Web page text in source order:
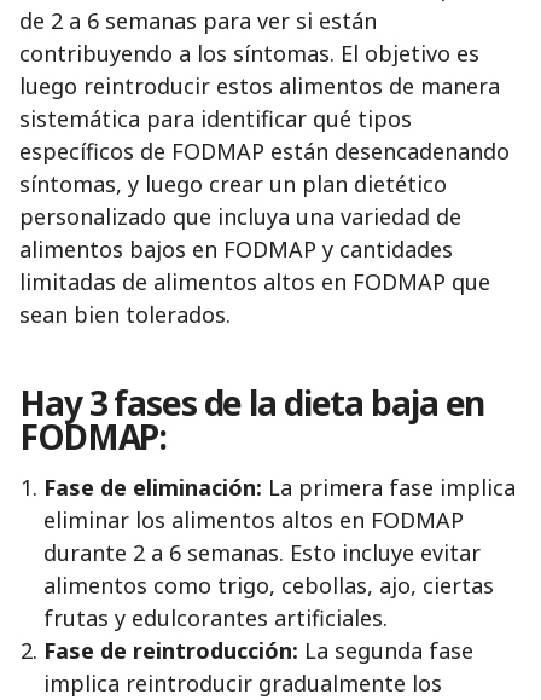
de 2 a 6 semanas para ver si están
contribuyendo a los síntomas. El objetivo es
luego reintroducir estos alimentos de manera
sistemática para identificar qué tipos
específicos de FODMAP están desencadenando
síntomas, y luego crear un plan dietético
personalizado que incluya una variedad de
alimentos bajos en FODMAP y cantidades
limitadas de alimentos altos en FODMAP que
sean bien tolerados.
Hay 3 fases de la dieta baja en
FODMAP:
Fase de eliminación: La primera fase implica
eliminar los alimentos altos en FODMAP
durante 2 a 6 semanas. Esto incluye evitar
alimentos como trigo, cebollas, ajo, ciertas
frutas y edulcorantes artificiales.
Fase de reintroducción: La segunda fase
implica reintroducir gradualmente los